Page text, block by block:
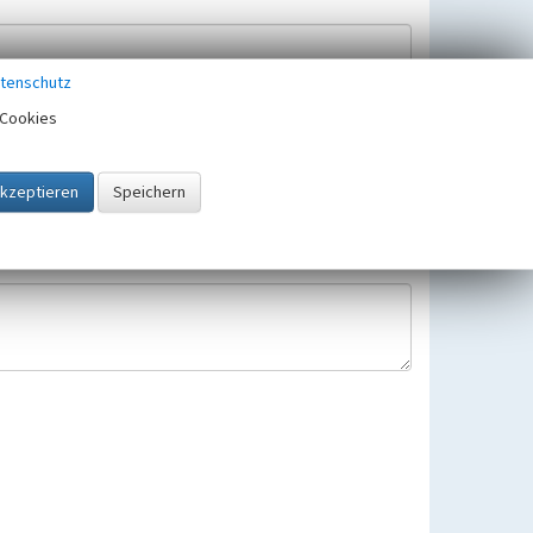
gespeichert und verwendet.
gültigen Europäischen